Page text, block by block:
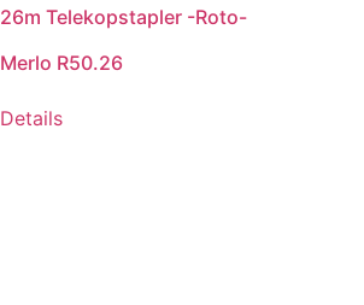
26m Telekopstapler -Roto-
Merlo R50.26
Details